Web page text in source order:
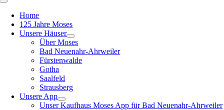
Toggle
NavigationHome
125 Jahre Moses
Unsere Häuser
Über Moses
Bad Neuenahr-Ahrweiler
Fürstenwalde
Gotha
Saalfeld
Strausberg
Unsere App
Unser Kaufhaus Moses App für Bad Neuenahr-Ahrweiler